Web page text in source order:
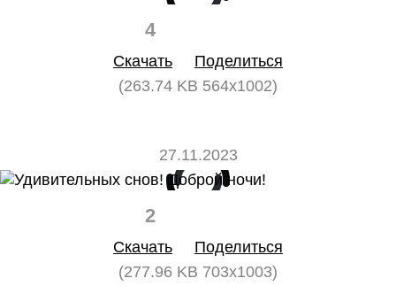
4
Скачать
Поделиться
(263.74 KB 564x1002)
27.11.2023
2
Скачать
Поделиться
(277.96 KB 703x1003)